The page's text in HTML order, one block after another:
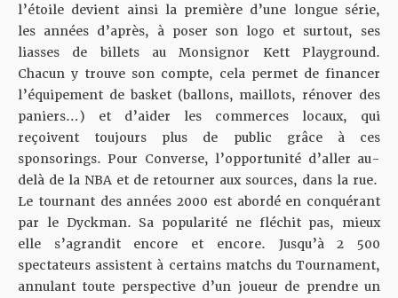
l’étoile devient ainsi la première d’une longue série,
les années d’après, à poser son logo et surtout, ses
liasses de billets au Monsignor Kett Playground.
Chacun y trouve son compte, cela permet de financer
l’équipement de basket (ballons, maillots, rénover des
paniers…) et d’aider les commerces locaux, qui
reçoivent toujours plus de public grâce à ces
sponsorings. Pour Converse, l’opportunité d’aller au-
delà de la NBA et de retourner aux sources, dans la rue.
Le tournant des années 2000 est abordé en conquérant
par le Dyckman. Sa popularité ne fléchit pas, mieux
elle s’agrandit encore et encore. Jusqu’à 2 500
spectateurs assistent à certains matchs du Tournament,
annulant toute perspective d’un joueur de prendre un